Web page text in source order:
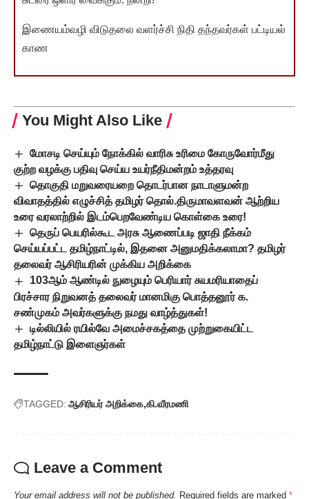
இணையம்வழி விடுதலை வளர்ச்சி நிதி தந்தவர்கள் பட்டியல்
காண
You Might Also Like
மோசடி செய்யும் நோக்கில் வாரிசு உரிமை கோருவோர்மீது
குற்ற வழக்கு பதிவு செய்ய உயர்நீதிமன்றம் உத்தரவு
தொகுதி மறுவரையறை தொடர்பான நாடாளுமன்ற
விவாதத்தில் எழுச்சித் தமிழர் தொல்.திருமாவளவன் ஆற்றிய
உரை வரலாற்றில் இடம்பெறவேண்டிய கொள்கை உரை!
தெருப் பெயரில்கூட அரசு ஆணைப்படி ஜாதி நீக்கம்
செய்யப்பட்ட தமிழ்நாட்டில், இதனை அனுமதிக்கலாமா? தமிழர்
தலைவர் ஆசிரியரின் முக்கிய அறிக்கை
103ஆம் ஆண்டில் நுழையும் பெரியார் சுயமரியாதைப்
பிரச்சார நிறுவனத் தலைவர் மானமிகு பொத்தனூர் க.
சண்முகம் அவர்களுக்கு நமது வாழ்த்துகள்!
டில்லியில் ரயில்வே அமைச்சகத்தை முற்றுகையிட்ட
தமிழ்நாட்டு இளைஞர்கள்
TAGGED: ஆசிரியர் அறிக்கை கி.வீரமணி
Leave a Comment
Your email address will not be published. Required fields are marked *